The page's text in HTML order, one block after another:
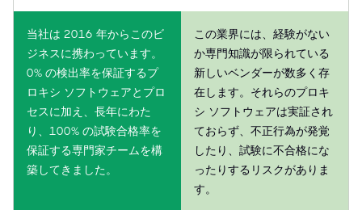
当社は 2016 年からこのビ
ジネスに携わっています。
0% の検出率を保証するプ
ロキシ ソフトウェアとプロ
セスに加え、長年にわた
り、100% の試験合格率を
保証する専門家チームを構
築してきました。
この業界には、経験がない
か専門知識が限られている
新しいベンダーが数多く存
在します。それらのプロキ
シ ソフトウェアは実証され
ておらず、不正行為が発覚
したり、試験に不合格にな
ったりするリスクがありま
す。